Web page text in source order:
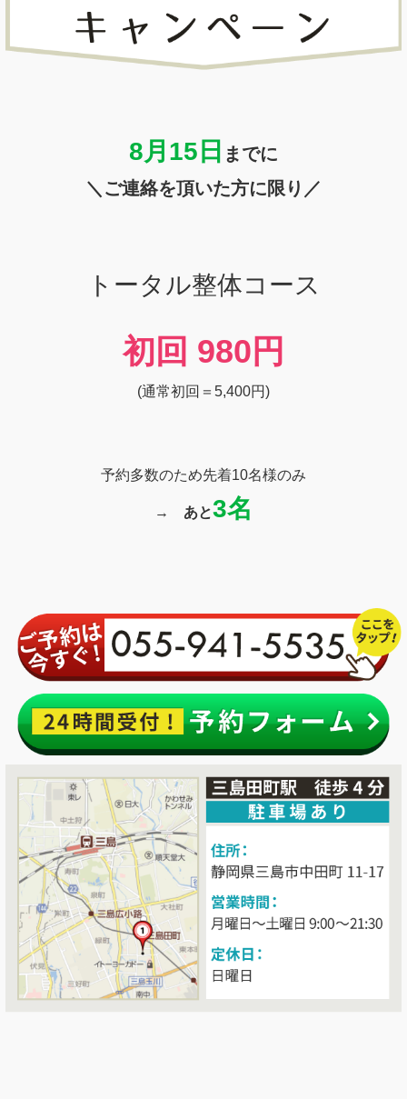
8月15 日 までに
＼ご連絡を頂いた方に限り／
トータル整体コース
初回 980円
(通常初回＝5,400円)
予約多数のため先着10名様のみ
→ あと3名